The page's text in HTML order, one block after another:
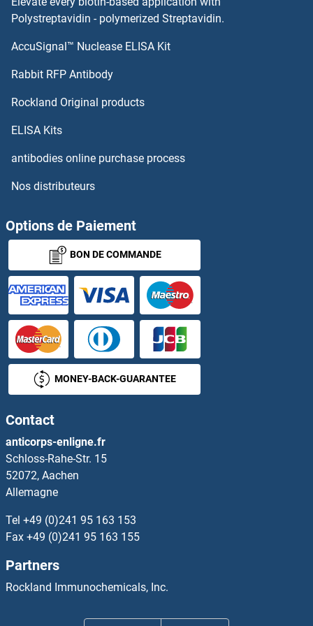
KISS1R Anticorps
KISS1 Anticorps
KLF8 Anticorps
KLF9 Anticorps
KLH Anticorps
KLHDC1 Anticorps
KLHDC2 Anticorps
KLHDC3 Anticorps
KLHDC8A Anticorps
KLHDC8B Anticorps
KLHL1 Anticorps
KLHL12 Anticorps
KLHL13 Anticorps
KLHL14 Anticorps
KLHL15 Anticorps
Polystreptavidin - polymerized Streptavidin.
AccuSignal™ Nuclease ELISA Kit
Rabbit RFP Antibody
Rockland Original products
ELISA Kits
antibodies online purchase process
Nos distributeurs
Options de Paiement
BON DE COMMANDE
MONEY-BACK-GUARANTEE
Contact
anticorps-enligne.fr
Schloss-Rahe-Str. 15
52072, Aachen
Allemagne
Tel +49 (0)241 95 163 153
Fax +49 (0)241 95 163 155
Partners
Rockland Immunochemicals, Inc.